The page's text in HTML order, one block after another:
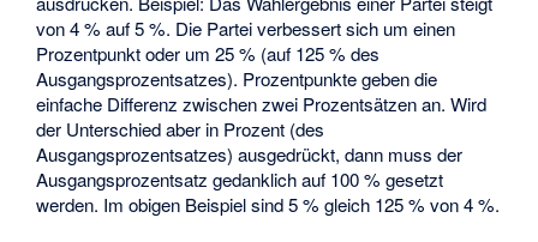
von 4 % auf 5 %. Die Partei verbessert sich um einen
Prozentpunkt oder um 25 % (auf 125 % des
Ausgangsprozentsatzes). Prozentpunkte geben die
einfache Differenz zwischen zwei Prozentsätzen an. Wird
der Unterschied aber in Prozent (des
Ausgangsprozentsatzes) ausgedrückt, dann muss der
Ausgangsprozentsatz gedanklich auf 100 % gesetzt
werden. Im obigen Beispiel sind 5 % gleich 125 % von 4 %.